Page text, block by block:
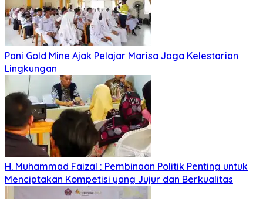
Pani Gold Mine Ajak Pelajar Marisa Jaga Kelestarian
Lingkungan
H. Muhammad Faizal : Pembinaan Politik Penting untuk
Menciptakan Kompetisi yang Jujur dan Berkualitas